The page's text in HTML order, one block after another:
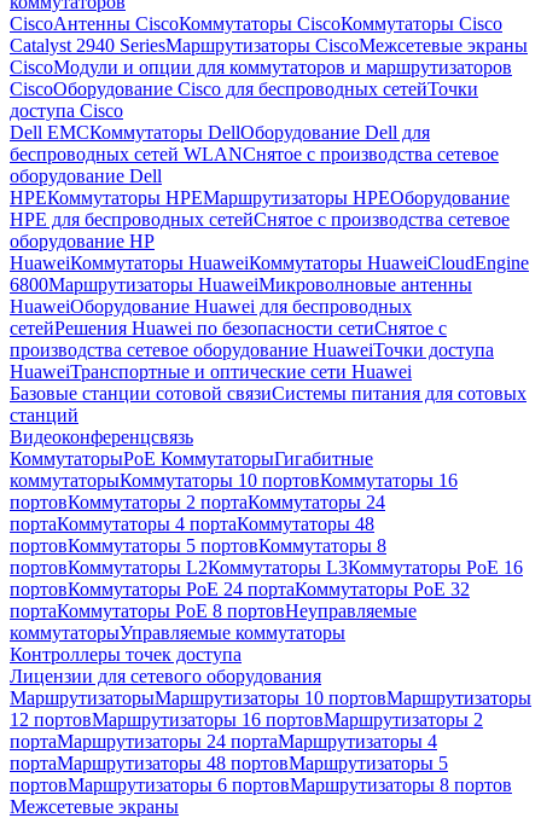
CiscoАнтенны CiscoКоммутаторы CiscoКоммутаторы Cisco
Catalyst 2940 SeriesМаршрутизаторы CiscoМежсетевые экраны
CiscoМодули и опции для коммутаторов и маршрутизаторов
CiscoОборудование Cisco для беспроводных сетейТочки
доступа Cisco
Dell EMCКоммутаторы DellОборудование Dell для
беспроводных сетей WLANСнятое с производства сетевое
оборудование Dell
HPEКоммутаторы HPEМаршрутизаторы HPEОборудование
HPE для беспроводных сетейСнятое с производства сетевое
оборудование HP
HuaweiКоммутаторы HuaweiКоммутаторы HuaweiCloudEngine
6800Маршрутизаторы HuaweiМикроволновые антенны
HuaweiОборудование Huawei для беспроводных
сетейРешения Huawei по безопасности сетиСнятое с
производства сетевое оборудование HuaweiТочки доступа
HuaweiТранспортные и оптические сети Huawei
Базовые станции сотовой связиСистемы питания для сотовых
станций
Видеоконференцсвязь
КоммутаторыPoE КоммутаторыГигабитные
коммутаторыКоммутаторы 10 портовКоммутаторы 16
портовКоммутаторы 2 портаКоммутаторы 24
портаКоммутаторы 4 портаКоммутаторы 48
портовКоммутаторы 5 портовКоммутаторы 8
портовКоммутаторы L2Коммутаторы L3Коммутаторы PoE 16
портовКоммутаторы PoE 24 портаКоммутаторы PoE 32
портаКоммутаторы PoE 8 портовНеуправляемые
коммутаторыУправляемые коммутаторы
Контроллеры точек доступа
Лицензии для сетевого оборудования
МаршрутизаторыМаршрутизаторы 10 портовМаршрутизаторы
12 портовМаршрутизаторы 16 портовМаршрутизаторы 2
портаМаршрутизаторы 24 портаМаршрутизаторы 4
портаМаршрутизаторы 48 портовМаршрутизаторы 5
портовМаршрутизаторы 6 портовМаршрутизаторы 8 портов
Межсетевые экраны